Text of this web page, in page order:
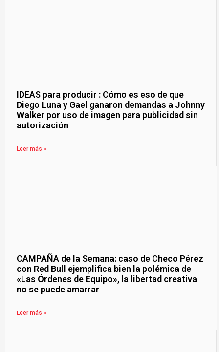
IDEAS para producir : Cómo es eso de que
Diego Luna y Gael ganaron demandas a Johnny
Walker por uso de imagen para publicidad sin
autorización
Leer más »
CAMPAÑA de la Semana: caso de Checo Pérez
con Red Bull ejemplifica bien la polémica de
«Las Órdenes de Equipo», la libertad creativa
no se puede amarrar
Leer más »